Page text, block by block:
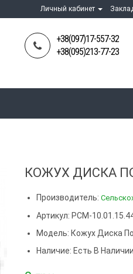
Личный кабинет
+38(097)17-557-32
+38(095)213-77-23
КОЖУХ ДИСКА
Производитель:
Артикул: РСМ-
Модель: Кожух Диска
Наличие: Есть В Наличии